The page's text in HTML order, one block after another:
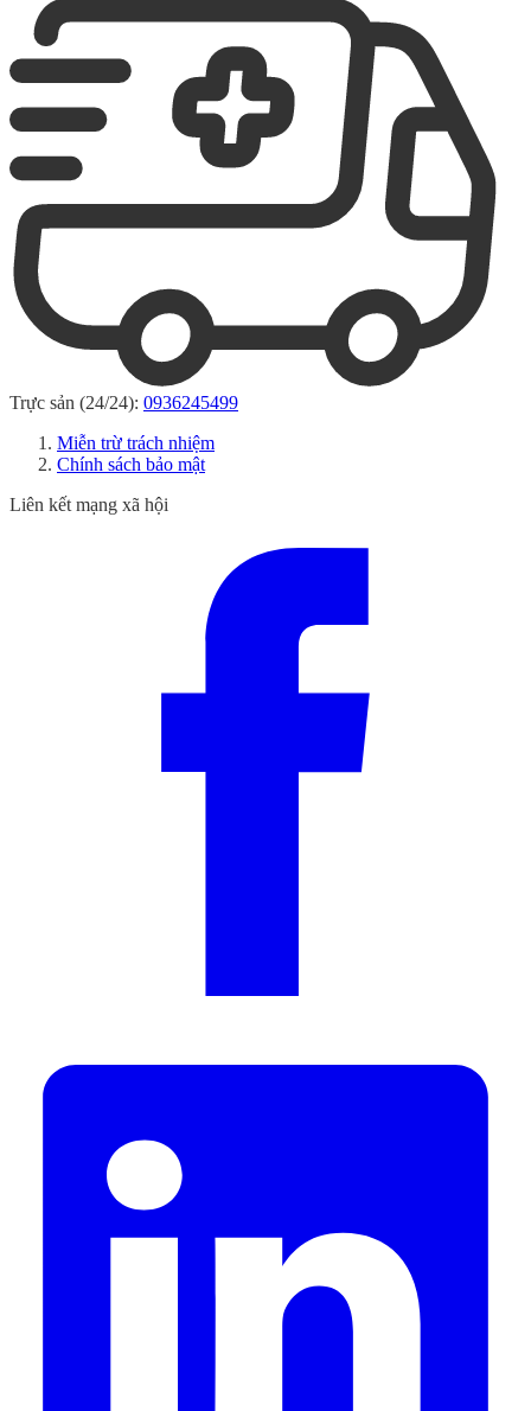
Trực sản (24/24): 0936245499
Miễn trừ trách nhiệm
Chính sách bảo mật
Liên kết mạng xã hội